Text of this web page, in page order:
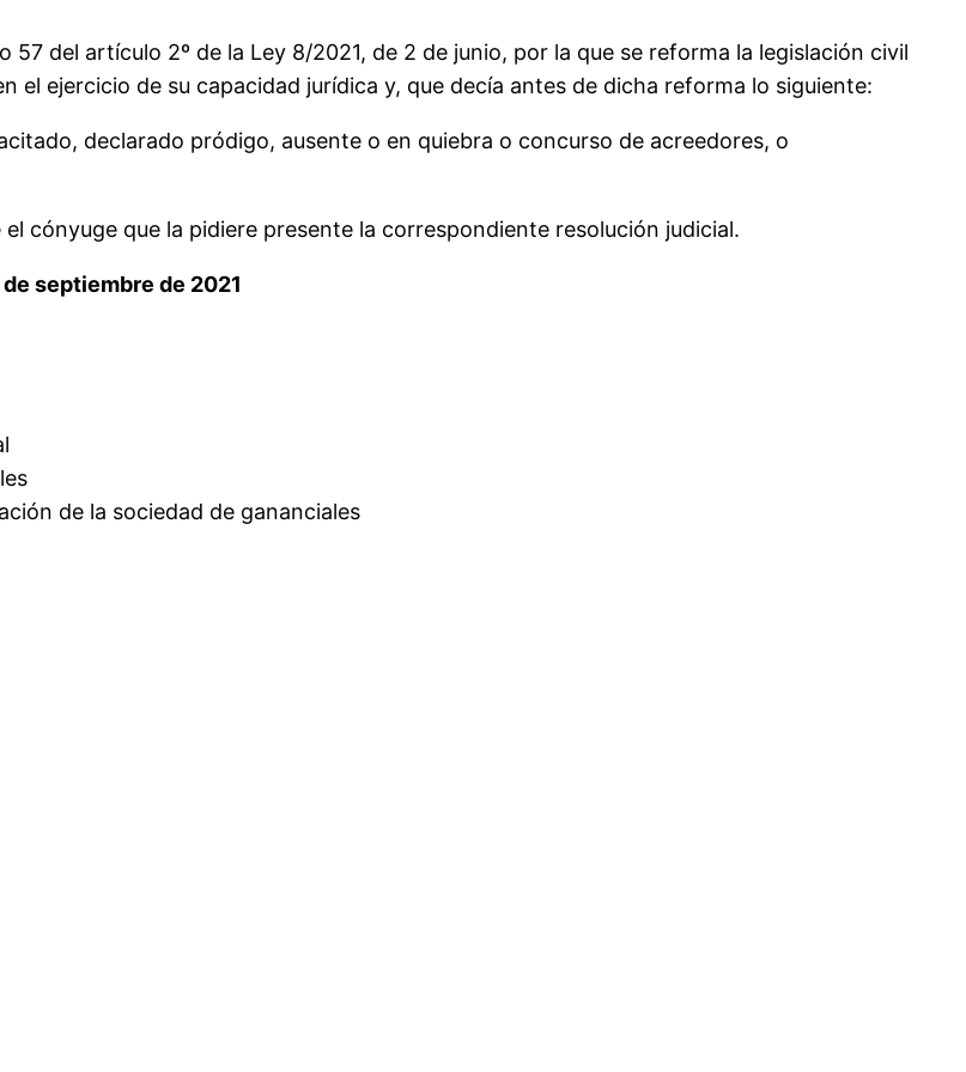
del artículo 2º de la Ley 8/2021, de 2 de junio, por la que se reforma la legislación civil
el ejercicio de su capacidad jurídica y, que decía antes de dicha reforma lo siguiente:
declarado pródigo, ausente o en quiebra o concurso de acreedores, o
cónyuge que la pidiere presente la correspondiente resolución judicial.
septiembre de 2021
de la sociedad de gananciales